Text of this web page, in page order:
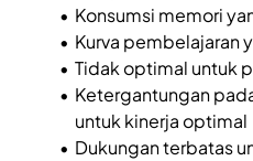
Konsumsi memori
Kurva pembelajaran
Tidak optimal untuk
Ketergantungan
untuk kinerja optimal
Dukungan terbatas